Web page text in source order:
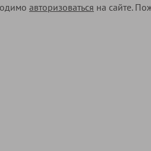
авторизоваться на сайте.